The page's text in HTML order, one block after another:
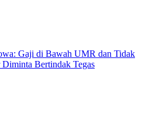
Gaji di Bawah UMR dan Tidak
Bertindak Tegas